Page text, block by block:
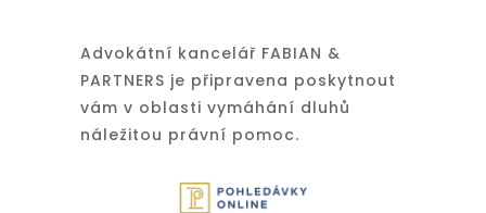
Advokátní kancelář FABIAN &
PARTNERS je připravena poskytnout
vám v oblasti vymáhání dluhů
náležitou právní pomoc.